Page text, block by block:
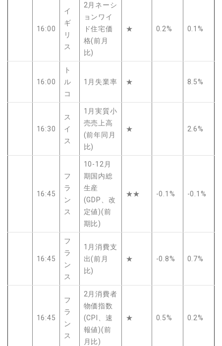
16:00
イ
ギ
リ
ス
2月ネーシ
ョンワイ
ド住宅価
格(前月
比)
★ 0.2% 0.1%
16:00
ト
ル
コ
1月失業率 ★ 8.5%
16:30
ス
イ
ス
1月実質小
売売上高
(前年同月
比)
★ 2.6%
16:45
フ
ラ
ン
ス
10-12月
期国内総
生産
(GDP、改
定値)(前
期比)
★★ -0.1% -0.1%
16:45
フ
ラ
ン
ス
1月消費支
出(前月
比)
★ -0.8% 0.7%
16:45
フ
ラ
ン
ス
2月消費者
物価指数
(CPI、速
報値)(前
月比)
★ 0.5% 0.2%